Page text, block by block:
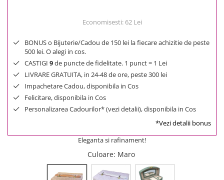
Economisesti: 62 Lei
BONUS o Bijuterie/Cadou de 150 lei la fiecare achizitie de peste
500 lei. O alegi in cos.
CASTIGI 9de puncte de fidelitate. 1 punct = 1 Lei
LIVRARE GRATUITA, in 24-48 de ore, peste 300 lei
Impachetare Cadou, disponibila in Cos
Felicitare, disponibila in Cos
Personalizarea Cadourilor* (vezi detalii), disponibila in Cos
*Vezi detalii bonus
Eleganta si rafinament!
Culoare: Maro